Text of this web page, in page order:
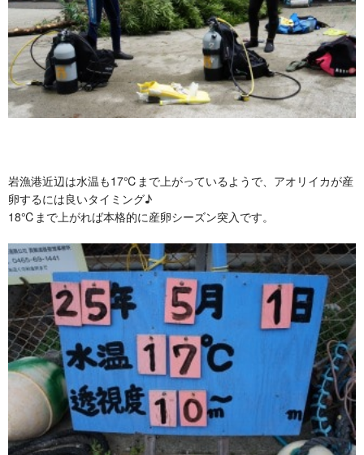
岩漁港近辺は水温も17℃まで上がっているようで、アオリイカが産
卵するには良いタイミング♪
18℃まで上がれば本格的に産卵シーズン突入です。